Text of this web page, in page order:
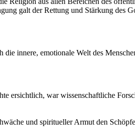
galt der Rettung und Stärkung des
innere, emotionale Welt des
ersichtlich, war wissenschaftliche
und spiritueller Armut den